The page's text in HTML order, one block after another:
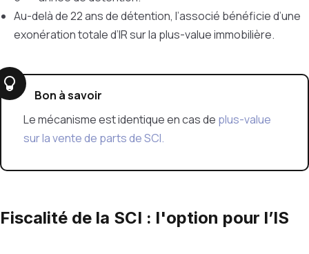
Au-delà de 22 ans de détention, l’associé bénéficie d’une
exonération totale d’IR sur la plus-value immobilière.
Bon à savoir
Le mécanisme est identique en cas de plus-value
sur la vente de parts de SCI.
Fiscalité de la SCI : l'option pour l’IS